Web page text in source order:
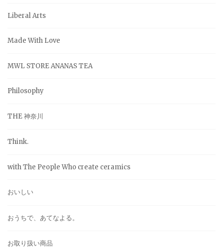
Liberal Arts
Made With Love
MWL STORE ANANAS TEA
Philosophy
THE 神奈川
Think.
with The People Who create ceramics
おいしい
おうちで、あてなよる。
お取り扱い商品